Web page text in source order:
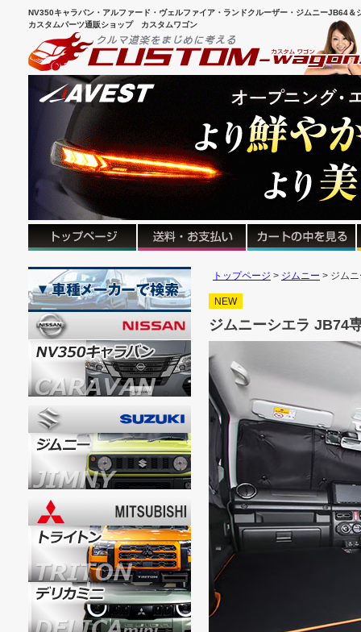
NV350キャラバン・アルファード・ヴェルファイア・ランドクルーザー・ジムニーJB64
カスタムパーツ通販ショップ カスタムワゴン
トップページ ジムニー ジム
NEW
ジムニーシエラ JB74